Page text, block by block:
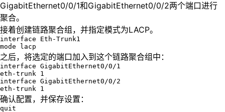
GigabitEthernet0/0/1和GigabitEthernet0/0/2两个端口进行
聚合。
接着创建链路聚合组，并指定模式为LACP。
interface Eth-Trunk1
mode lacp
之后，将选定的端口加入到这个链路聚合组中：
interface GigabitEthernet0/0/1
eth-trunk 1
interface GigabitEthernet0/0/2
eth-trunk 1
确认配置，并保存设置：
quit